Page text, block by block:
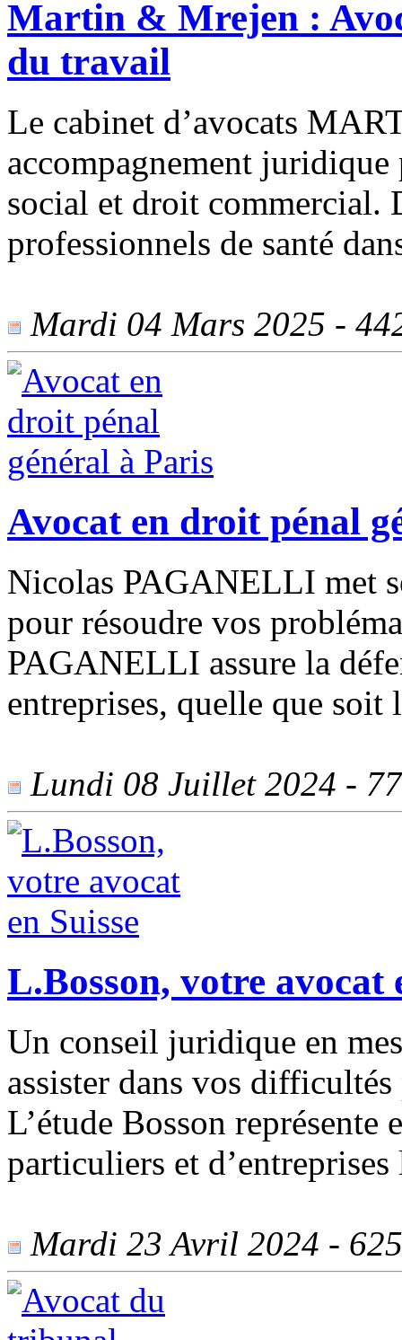
Martin & Mrejen :
du travail
Le cabinet d’avocats
accompagnement
social et droit commercial.
professionnels de santé
Mardi 04 Mars 2025 -
Avocat en droit pénal
Nicolas PAGANELLI met
pour résoudre vos
PAGANELLI assure la
entreprises, quelle que soit
Lundi 08 Juillet 2024 -
L.Bosson, votre avocat
Un conseil juridique en
assister dans vos
L’étude Bosson
particuliers et
Mardi 23 Avril 2024 -